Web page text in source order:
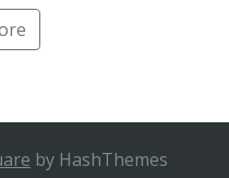
by HashThemes